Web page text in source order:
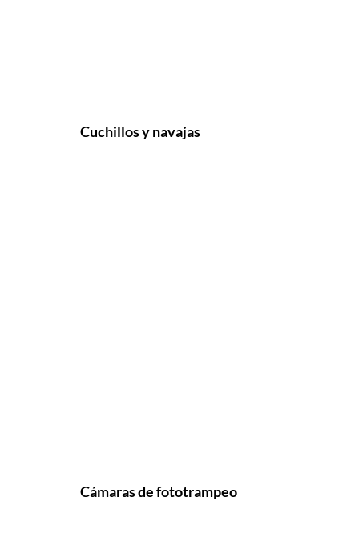
Cuchillos y navajas
Cámaras de fototrampeo